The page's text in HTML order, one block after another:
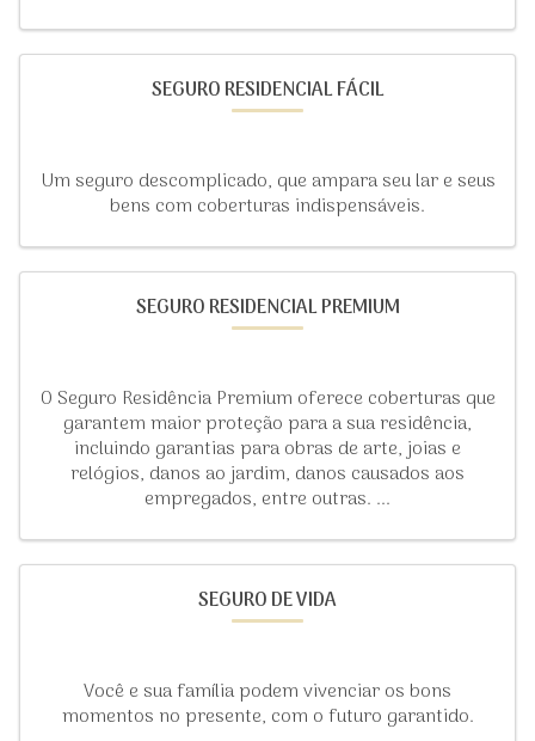
SEGURO RESIDENCIAL FÁCIL
Um seguro descomplicado, que ampara seu lar e seus
bens com coberturas indispensáveis.
SEGURO RESIDENCIAL PREMIUM
O Seguro Residência Premium oferece coberturas que
garantem maior proteção para a sua residência,
incluindo garantias para obras de arte, joias e
relógios, danos ao jardim, danos causados aos
empregados, entre outras. ...
SEGURO DE VIDA
Você e sua família podem vivenciar os bons
momentos no presente, com o futuro garantido.